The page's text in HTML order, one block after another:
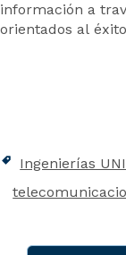
información a
orientados al
Ingenierías